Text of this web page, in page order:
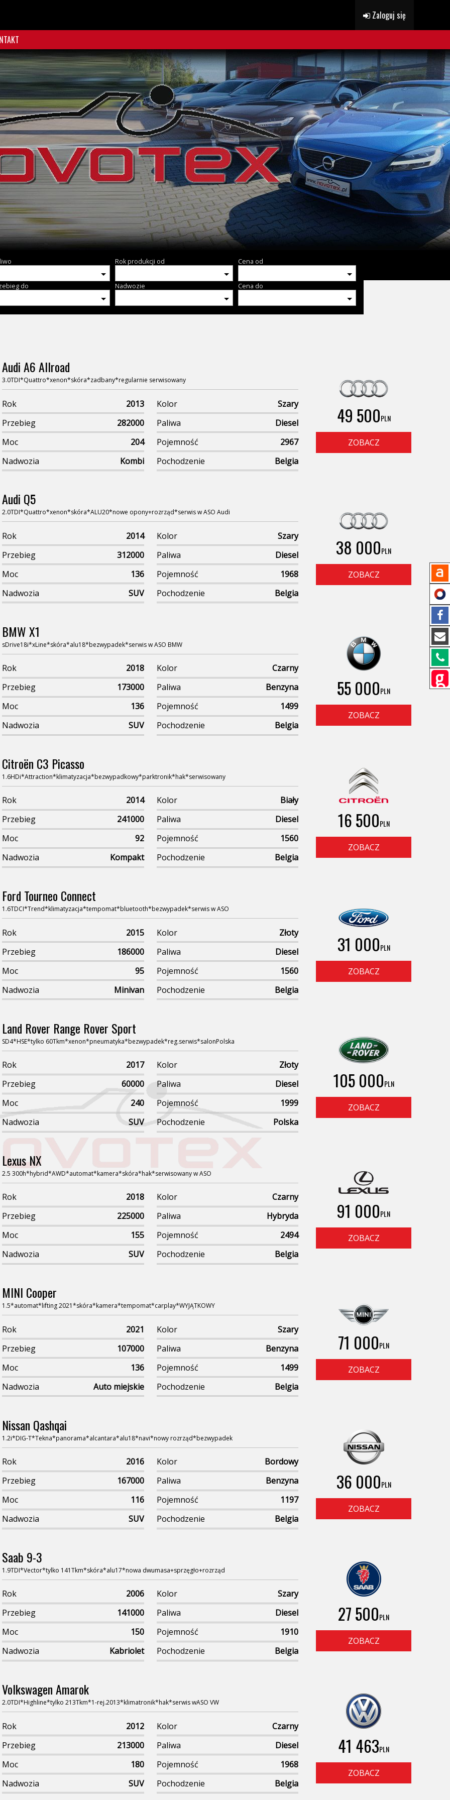
Zaloguj się
Rok produkcji od Cena od
do Nadwozie Cena do
Audi A6 Allroad
3.0TDI*Quattro*xenon*skóra*zadbany*regularnie serwisowany
Rok 2013 Kolor
Szary
Przebieg
282000 Paliwa
Diesel
Moc
204 Pojemność
2967
Nadwozia
Kombi Pochodzenie Belgia
49 500PLN
ZOBACZ
Audi Q5
2.0TDI*Quattro*xenon*skóra*ALU20*nowe opony+rozrząd*serwis w ASO Audi
Rok 2014 Kolor
Szary
Przebieg
312000 Paliwa
Diesel
Moc
136 Pojemność
1968
Nadwozia
SUV Pochodzenie Belgia
38 000PLN
ZOBACZ
BMW X1
sDrive18i*xLine*skóra*alu18*bezwypadek*serwis w ASO BMW
Rok 2018 Kolor
Czarny
Przebieg
173000 Paliwa
Benzyna
Moc
136 Pojemność
1499
Nadwozia
SUV Pochodzenie Belgia
55 000PLN
ZOBACZ
Citroën C3 Picasso
1.6HDi*Attraction*klimatyzacja*bezwypadkowy*parktronik*hak*serwisowany
Rok 2014 Kolor
Biały
Przebieg
241000 Paliwa
Diesel
Moc
92 Pojemność
1560
Nadwozia
Kompakt Pochodzenie Belgia
16 500PLN
ZOBACZ
Ford Tourneo Connect
1.6TDCI*Trend*klimatyzacja*tempomat*bluetooth*bezwypadek*serwis w ASO
Rok 2015 Kolor
Złoty
Przebieg
186000 Paliwa
Diesel
Moc
95 Pojemność
1560
Nadwozia
Minivan Pochodzenie Belgia
31 000PLN
ZOBACZ
Land Rover Range Rover Sport
SD4*HSE*tylko 60Tkm*xenon*pneumatyka*bezwypadek*reg.serwis*salonPolska
Rok 2017 Kolor
Złoty
Przebieg
60000 Paliwa
Diesel
Moc
240 Pojemność
1999
Nadwozia
SUV Pochodzenie Polska
105 000PLN
ZOBACZ
Lexus NX
2.5 300h*hybrid*AWD*automat*kamera*skóra*hak*serwisowany w ASO
Rok 2018 Kolor
Czarny
Przebieg
225000 Paliwa
Hybryda
Moc
155 Pojemność
2494
Nadwozia
SUV Pochodzenie Belgia
91 000PLN
ZOBACZ
MINI Cooper
1.5*automat*lifting 2021*skóra*kamera*tempomat*carplay*WYJĄTKOWY
Rok 2021 Kolor
Szary
Przebieg
107000 Paliwa
Benzyna
Moc
136 Pojemność
1499
Nadwozia
Auto miejskie Pochodzenie Belgia
71 000PLN
ZOBACZ
Nissan Qashqai
1.2i*DIG-T*Tekna*panorama*alcantara*alu18*navi*nowy rozrząd*bezwypadek
Rok 2016 Kolor
Bordowy
Przebieg
167000 Paliwa
Benzyna
Moc
116 Pojemność
1197
Nadwozia
SUV Pochodzenie Belgia
36 000PLN
ZOBACZ
Saab 9-3
1.9TDI*Vector*tylko 141Tkm*skóra*alu17*nowa dwumasa+sprzęgło+rozrząd
Rok 2006 Kolor
Szary
Przebieg
141000 Paliwa
Diesel
Moc
150 Pojemność
1910
Nadwozia
Kabriolet Pochodzenie Belgia
27 500PLN
ZOBACZ
Volkswagen Amarok
2.0TDI*Highline*tylko 213Tkm*1-rej.2013*klimatronik*hak*serwis wASO VW
Rok 2012 Kolor
Czarny
Przebieg
213000 Paliwa
Diesel
Moc
180 Pojemność
1968
Nadwozia
SUV Pochodzenie Belgia
41 463PLN
ZOBACZ